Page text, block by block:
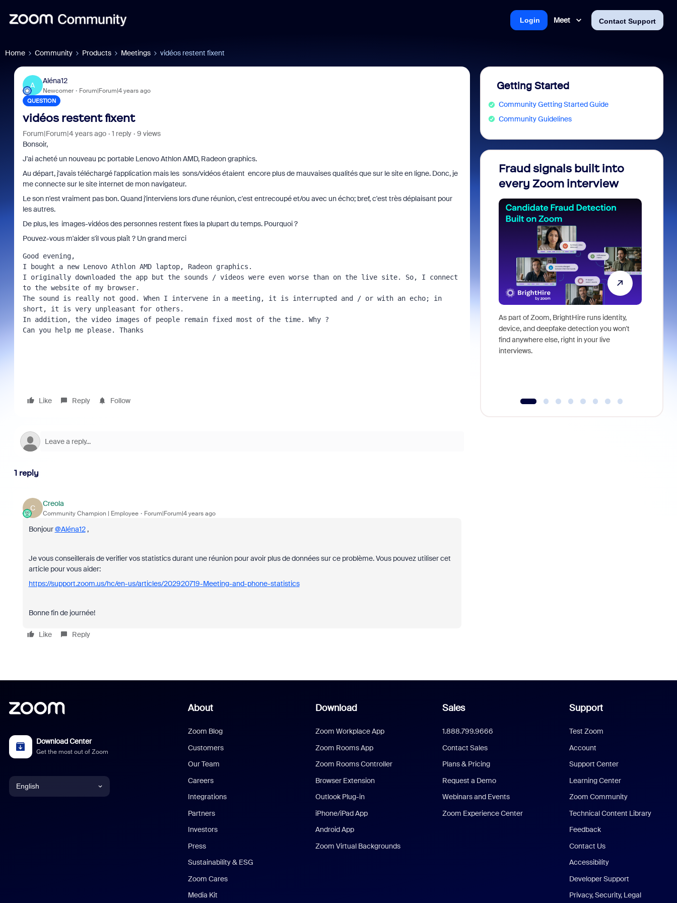
Meet Contact Support
Login
Home Community Products Meetings vidéos restent fixent
A
Aléna12
Newcomer Forum|Forum|4 years ago
QUESTION
vidéos restent fixent
Forum|Forum|4 years ago 1 reply
9 views
Bonsoir,
J'ai acheté un nouveau pc portable Lenovo Athlon AMD, Radeon graphics.
Au départ, j'avais téléchargé l'application mais les sons/vidéos étaient encore plus de mauvaises qualités que sur le site en ligne. Donc, je
me connecte sur le site internet de mon navigateur.
Le son n'est vraiment pas bon. Quand j'interviens lors d'une réunion, c'est entrecoupé et/ou avec un écho; bref, c'est très déplaisant pour
les autres.
De plus, les images-vidéos des personnes restent fixes la plupart du temps. Pourquoi ?
Pouvez-vous m'aider s'il vous plaît ? Un grand merci
Good evening,
I bought a new Lenovo Athlon AMD laptop, Radeon graphics.
I originally downloaded the app but the sounds / videos were even worse than on the live site. So, I connect
to the website of my browser.
The sound is really not good. When I intervene in a meeting, it is interrupted and / or with an echo; in
short, it is very unpleasant for others.
In addition, the video images of people remain fixed most of the time. Why ?
Can you help me please. Thanks
Like Reply Follow
1 reply
C
Creola
Community Champion | Employee Forum|Forum|4 years ago
Bonjour@Aléna12,
Je vous conseillerais de verifier vos statistics durant une réunion pour avoir plus de données sur ce problème. Vous pouvez utiliser cet
article pour vous aider:
https://support.zoom.us/hc/en-us/articles/202920719-Meeting-and-phone-statistics
Bonne fin de journée!
Like Reply
Getting Started
Community Getting Started Guide
Community Guidelines
Fraud signals built into
every Zoom interview
As part of Zoom, BrightHire runs identity,
device, and deepfake detection you won't
find anywhere else, right in your live
interviews.
Download Center
Get the most out of Zoom
English
About
Zoom Blog
Customers
Our Team
Careers
Integrations
Partners
Investors
Press
Sustainability & ESG
Zoom Cares
Media Kit
Download
Zoom Workplace App
Zoom Rooms App
Zoom Rooms Controller
Browser Extension
Outlook Plug-in
iPhone/iPad App
Android App
Zoom Virtual Backgrounds
Sales
1.888.799.9666
Contact Sales
Plans & Pricing
Request a Demo
Webinars and Events
Zoom Experience Center
Support
Test Zoom
Account
Support Center
Learning Center
Zoom Community
Technical Content Library
Feedback
Contact Us
Accessibility
Developer Support
Privacy, Security, Legal